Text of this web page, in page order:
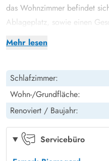
Mehr lesen
das Wohnzimmer befindet
Ablageplatz, sowie einen
Der benachbarte Essbereich
nächsten Urlaubstag
Leseecke mit Blick in die
Das gesamte Haus wurde
eingerichtet und lädt durch
bekleideten Decken und
Schlafzimmer:
Wohn-/Grundfläche:
Renoviert / Baujahr:
Servicebüro